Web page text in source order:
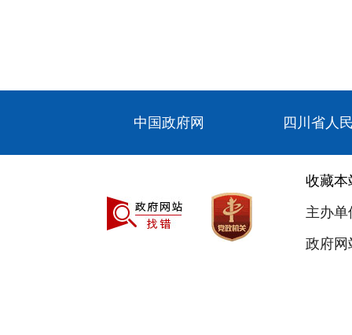
中国政府网 四川省人
收藏本
主办
政府网